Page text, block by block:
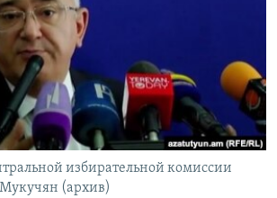
избирательной комиссии
(архив)